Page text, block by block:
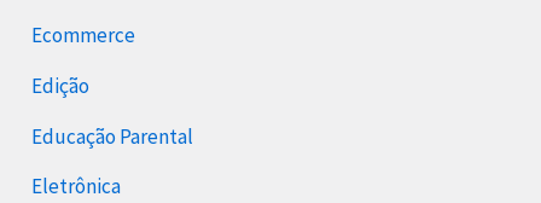
Ecommerce
Edição
Educação Parental
Eletrônica